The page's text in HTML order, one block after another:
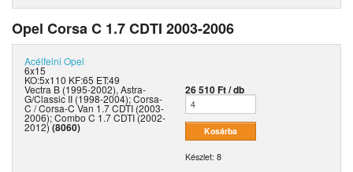
Opel Corsa C 1.7 CDTI 2003-2006
Acélfelni Opel
6x15
KO:5x110 KF:65 ET:49
Vectra B (1995-2002), Astra-
G/Classic II (1998-2004); Corsa-
C / Corsa-C Van 1.7 CDTI (2003-
2006); Combo C 1.7 CDTI (2002-
2012)(8060)
26 510 Ft / db
Készlet: 8